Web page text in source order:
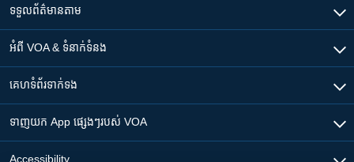
ទទួល​ព័ត៌មាន​តាម
អំពី​ VOA & ទំនាក់ទំនង
គេហទំព័រ​​ទាក់ទង
ទាញយក​ App ផ្សេងៗ​របស់​ VOA
Accessibility